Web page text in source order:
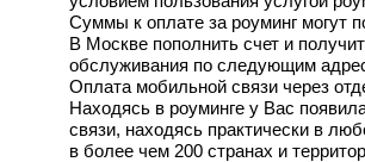
Суммы к оплате за роуминг могут
В Москве пополнить счет и
обслуживания по следующим
Оплата мобильной связи через
Находясь в роуминге у Вас
связи, находясь практически в
в более чем 200 странах и